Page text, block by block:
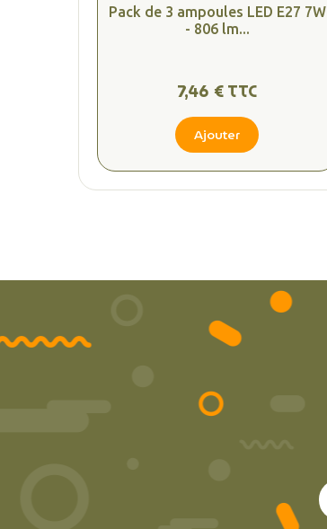
Pack de 3 ampoules LED E27 7W
- 806 lm...
7,46 € TTC
Ajouter